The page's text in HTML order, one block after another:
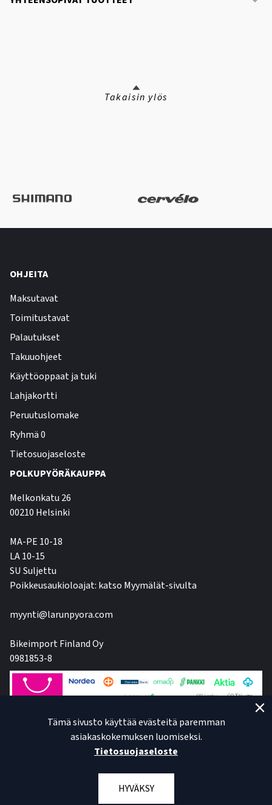
Takaisin ylös
OHJEITA
Maksutavat
Toimitustavat
Palautukset
Takuuohjeet
Käyttöoppaat ja tuki
Lahjakortti
Peruutuslomake
Ryhmä 0
Tietosuojaseloste
POLKUPYÖRÄKAUPPA
Melkonkatu 26
00210 Helsinki
MA-PE 10-18
LA 10-15
SU Suljettu
Poikkeusaukioloajat: katso Myymälät-sivulta
myynti@larunpyora.com
Bikeimport Finland Oy
0981853-8
Tämä sivusto käyttää evästeitä paremman
asiakaskokemuksen luomiseksi.
Tietosuojaseloste
HYVÄKSY